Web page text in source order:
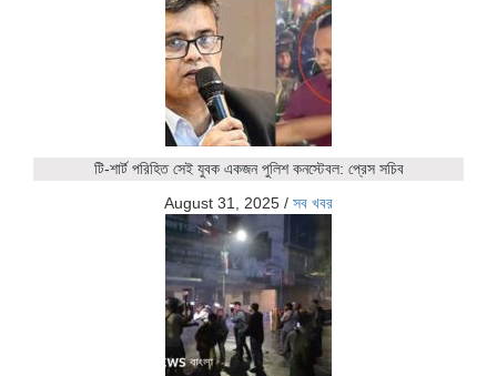
টি-শার্ট পরিহিত সেই যুবক একজন পুলিশ কনস্টেবল: প্রেস সচিব
August 31, 2025 / সব খবর